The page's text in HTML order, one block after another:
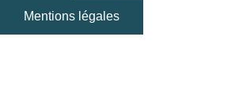
Mentions légales